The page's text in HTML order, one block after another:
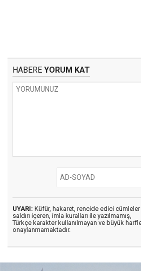
HABERE YORUM KAT
UYARI: Küfür, hakaret, rencide edici
saldırı içeren, imla kuralları ile yazılmamış,
Türkçe karakter kullanılmayan ve büyük
onaylanmamaktadır.